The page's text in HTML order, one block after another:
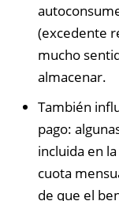
(excedente
mucho
almacenar.
También
pago:
incluida en
cuota
de que el